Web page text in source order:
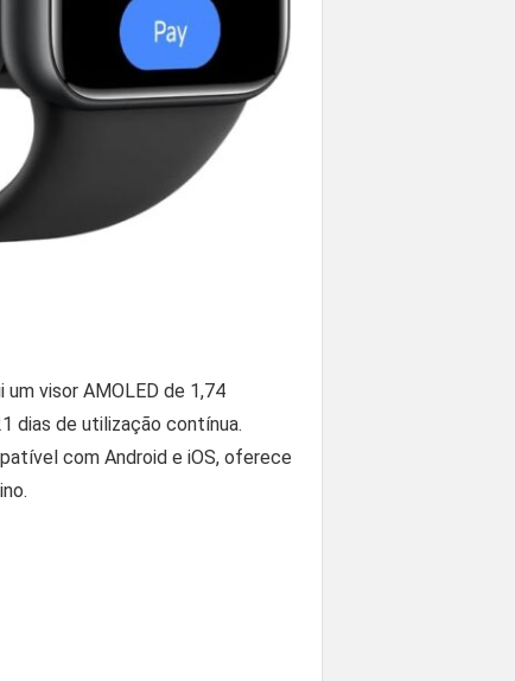
visor AMOLED de 1,74
dias de utilização contínua.
com Android e iOS, oferece